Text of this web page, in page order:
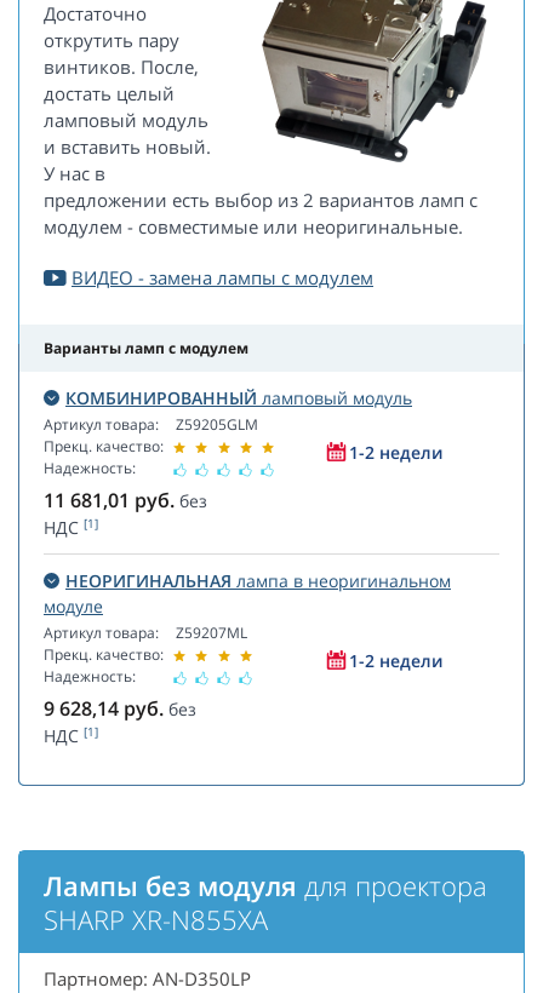
Достаточно
открутить пару
винтиков. После,
достать целый
ламповый модуль
и вставить новый.
У нас в
предложении есть выбор из 2 вариантов ламп с
модулем - совместимые или неоригинальные.
ВИДЕО - замена лампы с модулем
Варианты ламп с модулем
КОМБИНИРОВАННЫЙ ламповый модуль
Артикул товара:
Прекц. качество:
Надежность:
Z59205GLM
1-2 недели
11 681,01 руб. без
НДС [1]
НЕОРИГИНАЛЬНАЯ лампа в неоригинальном
модуле
Артикул товара:
Прекц. качество:
Надежность:
Z59207ML
1-2 недели
9 628,14 руб. без
НДС [1]
Лампы без модуля для проектора
SHARP XR-N855XA
Партномер: AN-D350LP